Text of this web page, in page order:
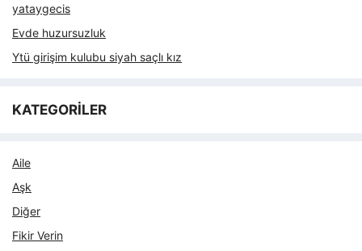
yataygecis
Evde huzursuzluk
Ytü girişim kulubu siyah saçlı kız
KATEGORİLER
Aile
Aşk
Diğer
Fikir Verin